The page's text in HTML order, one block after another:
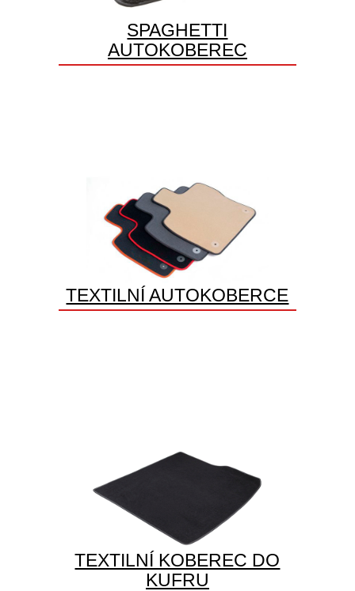
SPAGHETTI
AUTOKOBEREC
TEXTILNÍ AUTOKOBERCE
TEXTILNÍ KOBEREC DO
KUFRU